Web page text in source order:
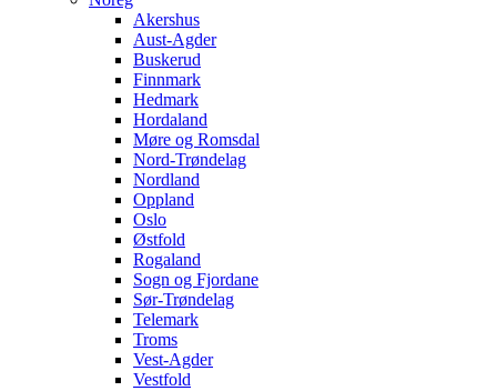
Akershus
Aust-Agder
Buskerud
Finnmark
Hedmark
Hordaland
Møre og Romsdal
Nord-Trøndelag
Nordland
Oppland
Oslo
Østfold
Rogaland
Sogn og Fjordane
Sør-Trøndelag
Telemark
Troms
Vest-Agder
Vestfold